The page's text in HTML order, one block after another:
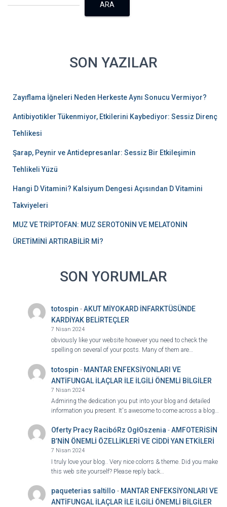
ARA
SON YAZILAR
Zayıflama İğneleri Neden Herkeste Aynı Sonucu Vermiyor?
Antibiyotikler Tükenmiyor, Etkilerini Kaybediyor: Sessiz Direnç
Tehlikesi
Şarap, Peynir ve Antidepresanlar: Sessiz Bir Etkileşimin
Tehlikeli Yüzü
Hangi D Vitamini? Kalsiyum Dengesi Açısından D Vitamini
Takviyeleri
MUZ VE TRİPTOFAN: MUZ SEROTONİN VE MELATONİN
ÜRETİMİNİ ARTIRABİLİR Mİ?
SON YORUMLAR
totospin -AKUT MİYOKARD İNFARKTÜSÜNDE
KARDİYAK BELİRTEÇLER
7 Nisan 2024
obviously like your website however you need to check the
spelling on several of your posts. Many of them are…
totospin - MANTAR ENFEKSİYONLARI VE
ANTİFUNGAL İLAÇLAR İLE İLGİLİ ÖNEMLİ BİLGİLER
7 Nisan 2024
Admiring the dedication you put into your blog and detailed
information you present. It's awesome to come across a blog…
Oferty Pracy RacibóRz OgłOszenia -AMFOTERİSİN
B’NİN ÖNEMLİ ÖZELLİKLERİ VE CİDDİ YAN ETKİLERİ
7 Nisan 2024
I truly love your blog.. Very nice colorrs & theme. Did you make
this web site yourself? Please reply back…
paqueterias saltillo - MANTAR ENFEKSİYONLARI VE
ANTİFUNGAL İLAÇLAR İLE İLGİLİ ÖNEMLİ BİLGİLER